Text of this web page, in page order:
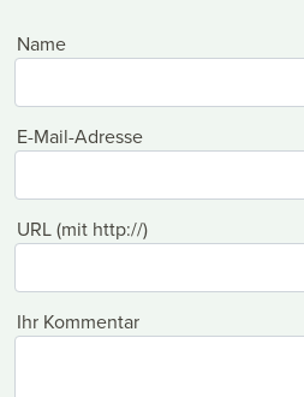
Name
E-Mail-Adresse
URL (mit http://)
Ihr Kommentar